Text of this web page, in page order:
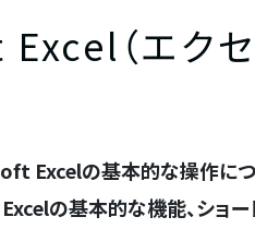
（エク
Excelの基本的な操作に
Excelの基本的な機能、ショ